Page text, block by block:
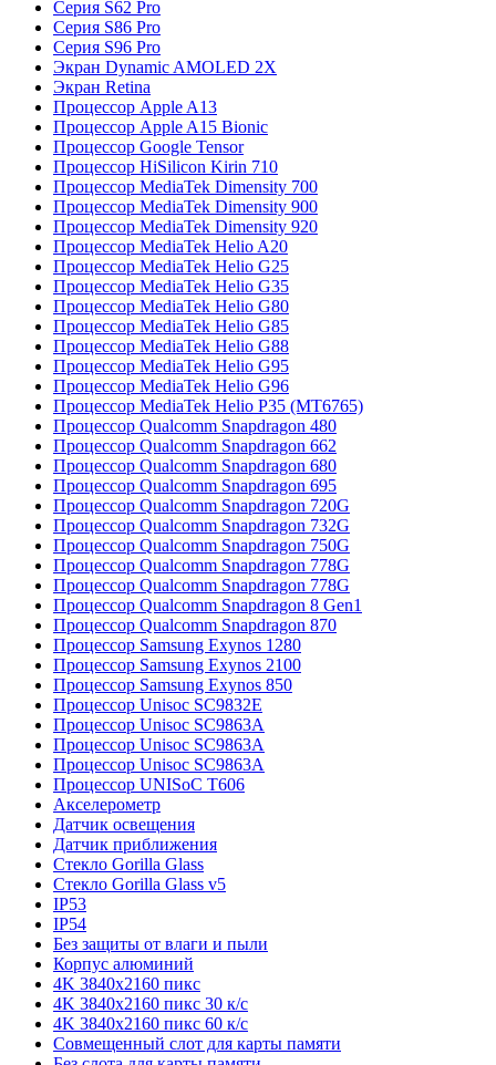
Серия S62 Pro
Серия S86 Pro
Серия S96 Pro
Экран Dynamic AMOLED 2X
Экран Retina
Процессор Apple A13
Процессор Apple A15 Bionic
Процессор Google Tensor
Процессор HiSilicon Kirin 710
Процессор MediaTek Dimensity 700
Процессор MediaTek Dimensity 900
Процессор MediaTek Dimensity 920
Процессор MediaTek Helio A20
Процессор MediaTek Helio G25
Процессор MediaTek Helio G35
Процессор MediaTek Helio G80
Процессор MediaTek Helio G85
Процессор MediaTek Helio G88
Процессор MediaTek Helio G95
Процессор MediaTek Helio G96
Процессор MediaTek Helio P35 (MT6765)
Процессор Qualcomm Snapdragon 480
Процессор Qualcomm Snapdragon 662
Процессор Qualcomm Snapdragon 680
Процессор Qualcomm Snapdragon 695
Процессор Qualcomm Snapdragon 720G
Процессор Qualcomm Snapdragon 732G
Процессор Qualcomm Snapdragon 750G
Процессор Qualcomm Snapdragon 778G
Процессор Qualcomm Snapdragon 778G
Процессор Qualcomm Snapdragon 8 Gen1
Процессор Qualcomm Snapdragon 870
Процессор Samsung Exynos 1280
Процессор Samsung Exynos 2100
Процессор Samsung Exynos 850
Процессор Unisoc SC9832E
Процессор Unisoc SC9863A
Процессор Unisoc SC9863A
Процессор Unisoc SC9863A
Процессор UNISoC T606
Акселерометр
Датчик освещения
Датчик приближения
Стекло Gorilla Glass
Стекло Gorilla Glass v5
IP53
IP54
Без защиты от влаги и пыли
Корпус алюминий
4K 3840x2160 пикс
4K 3840x2160 пикс 30 к/с
4K 3840x2160 пикс 60 к/с
Совмещенный слот для карты памяти